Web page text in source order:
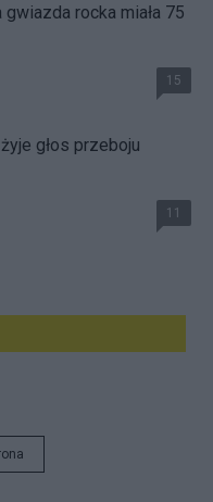
rocka miała 75
15
głos przeboju
11